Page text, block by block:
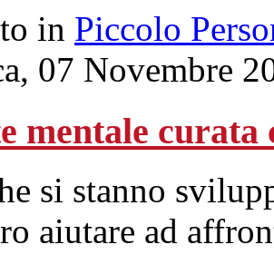
in Piccolo
07 Novembre
mentale curata
si stanno
aiutare ad